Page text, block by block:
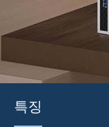
특징